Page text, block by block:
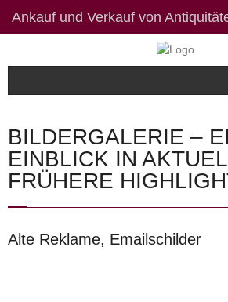
Ankauf und Verkauf von
Bildergalerie
Kontakt / Links
Datenschutzerklärung
Impressum
BILDERGALERIE –
EINBLICK IN
FRÜHERE
Alte Reklame, Emailschilder